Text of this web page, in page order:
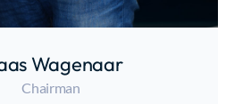
Wagenaar
Chairman